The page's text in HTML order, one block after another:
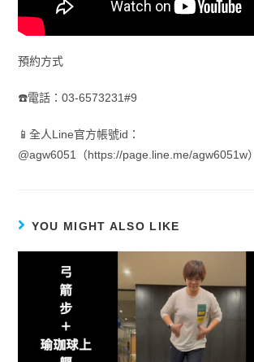
預約方式
☎️電話：03-6573231#9
📱全人Line官方帳號id：
@agw6051（https://page.line.me/agw6051w）
YOU MIGHT ALSO LIKE